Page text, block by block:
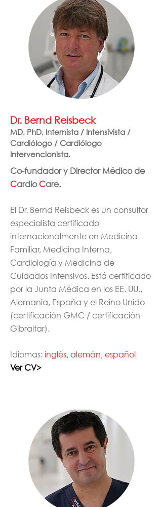
Dr. Bernd Reisbeck
MD, PhD, Internista / Intensivista /
Cardiólogo / Cardiólogo
Intervencionista.
Co-fundador y Director Médico de
Cardio Care.
El Dr. Bernd Reisbeck es un consultor
especialista certificado
internacionalmente en Medicina
Familiar, Medicina Interna,
Cardiología y Medicina de
Cuidados Intensivos. Está certificado
por la Junta Médica en los EE. UU.,
Alemania, España y el Reino Unido
(certificación GMC / certificación
Gibraltar).
Idiomas:inglés, alemán, español
Ver CV>